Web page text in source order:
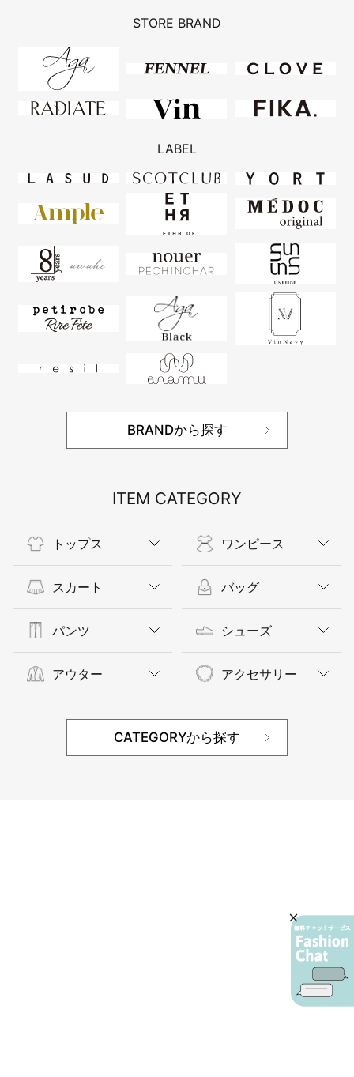
STORE BRAND
LABEL
BRANDから探す
ITEM CATEGORY
トップス
スカート
パンツ
アウター
ワンピース
バッグ
シューズ
アクセサリー
CATEGORYから探す